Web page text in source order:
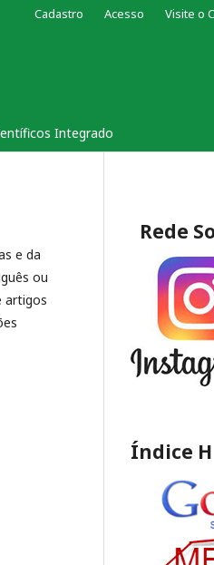
Integrado
Cadastro Acesso Visite o
e da
ou
artigos
Rede
Índice H